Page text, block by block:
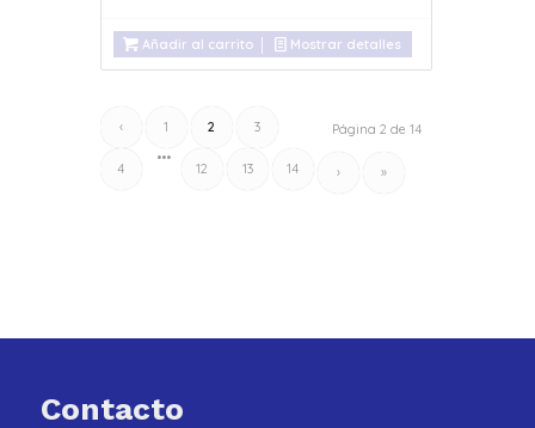
Añadir al carrito Mostrar detalles
Página 2 de 14
‹ 1 2 3
4
•••
12 13 14 › »
Contacto